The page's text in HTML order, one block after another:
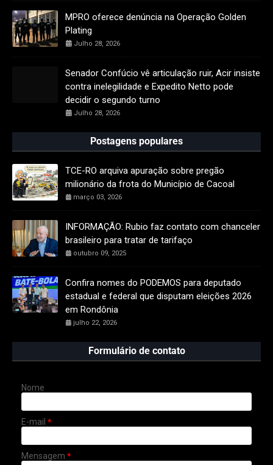
MPRO oferece denúncia na Operação Golden
Plating
Julho 28, 2026
Senador Confúcio vê articulação ruir, Acir insiste
contra inelegilidade e Expedito Netto pode
decidir o segundo turno
Julho 28, 2026
Postagens populares
TCE-RO arquiva apuração sobre pregão
milionário da frota do Município de Cacoal
março 03, 2026
INFORMAÇÃO: Rubio faz contato com chanceler
brasileiro para tratar de tarifaço
outubro 09, 2025
Confira nomes do PODEMOS para deputado
estadual e federal que disputam eleições 2026
em Rondônia
julho 22, 2026
Formulário de contato
Nome
E-mail *
Mensagem *